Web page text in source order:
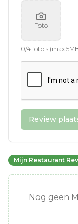
Foto
0/4 foto's (max
Review
Mijn Restaurant
Nog geen